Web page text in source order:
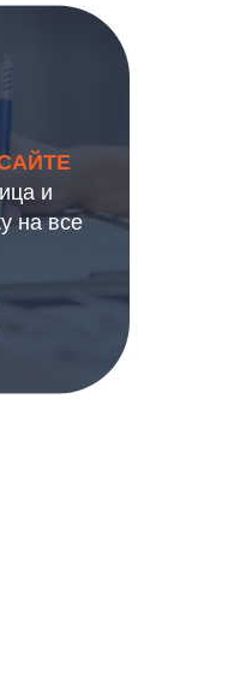
и
на все